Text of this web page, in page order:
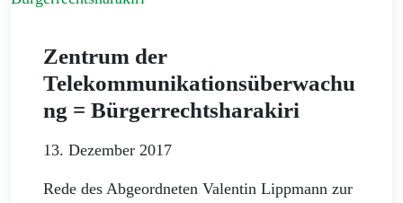
Zentrum der
Telekommunikationsüberwachu
ng = Bürgerrechtsharakiri
13. Dezember 2017
Rede des Abgeordneten Valentin Lippmann zur